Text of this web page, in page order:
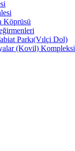
Köprüsü
Parkı(Vılçi Dol)
(Kovil) Kompleksi